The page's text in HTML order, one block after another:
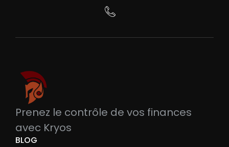
Prenez le contrôle de vos finances
avec Kryos
BLOG